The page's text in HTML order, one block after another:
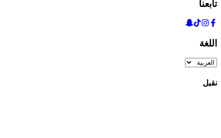
تابعنا
اللغة
نقبل